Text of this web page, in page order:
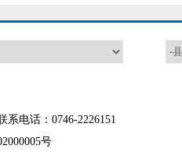
电话：0746-2226151
号